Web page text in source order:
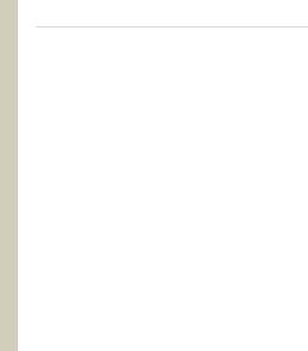
beteiligen